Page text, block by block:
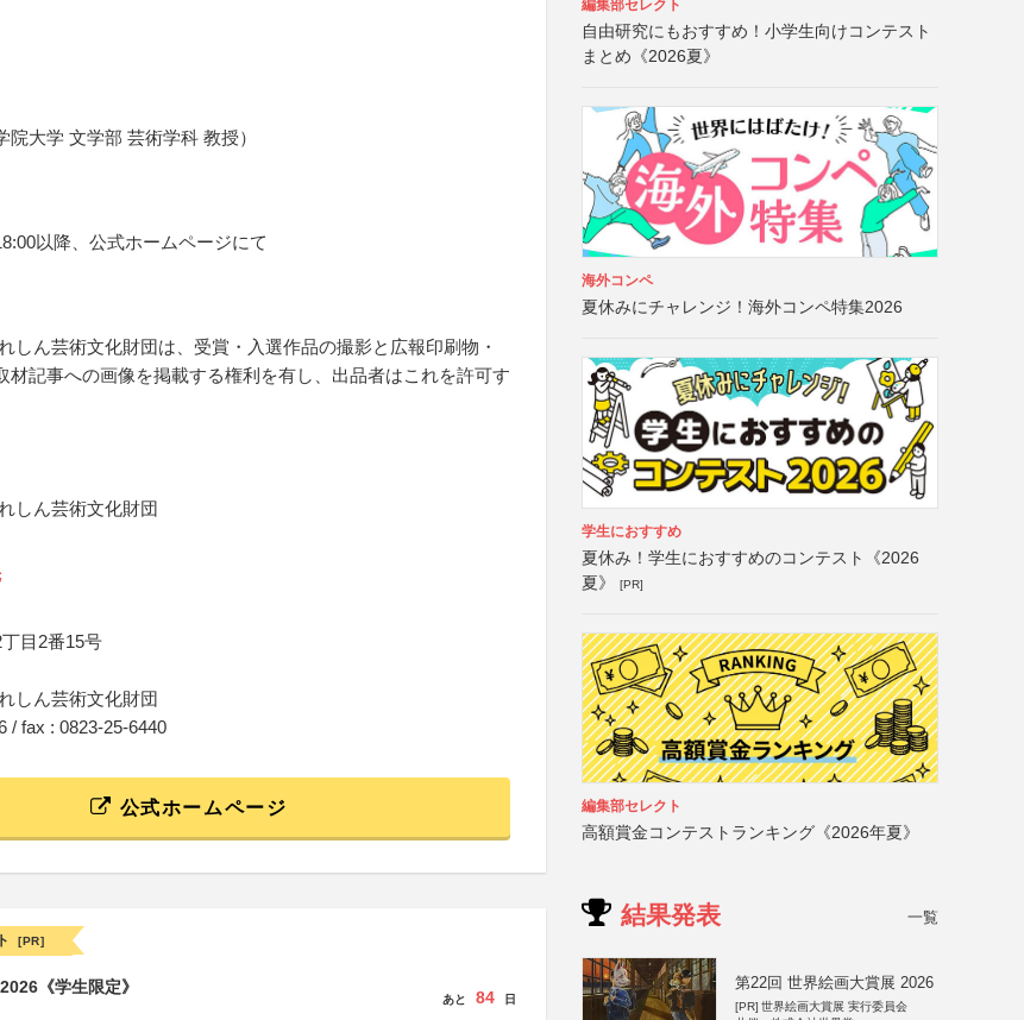
院大学 文学部 芸術学科 教授）
以降、公式ホームページにて
しん芸術文化財団は、受賞・入選作品の撮影と広報印刷物・
材記事への画像を掲載する権利を有し、出品者はこれを許可す
しん芸術文化財団
目2番15号
しん芸術文化財団
/ fax : 0823-25-6440
公式ホームページ
[PR]
《学生限定》
あと 84 日
編集部セレクト
自由研究にもおすすめ！小学生向けコンテスト
まとめ《2026夏》
海外コンペ
夏休みにチャレンジ！海外コンペ特集2026
学生におすすめ
夏休み！学生におすすめのコンテスト《2026
夏》
[PR]
編集部セレクト
高額賞金コンテストランキング《2026年夏》
結果発表 一覧
第22回 世界絵画大賞展 2026
[PR] 世界絵画大賞展 実行委員会